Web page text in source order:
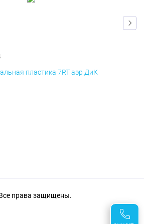
пластика 7RT аэр ДиК
права защищены.